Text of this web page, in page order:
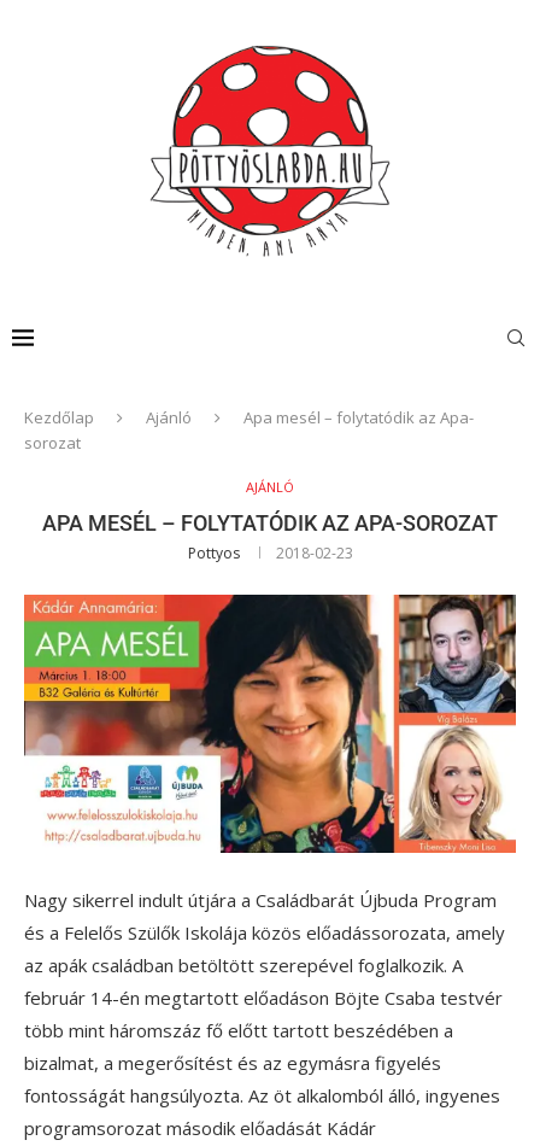
Kezdőlap Ajánló
Apa mesél – folytatódik az Apa-
sorozat
AJÁNLÓ
APA MESÉL – FOLYTATÓDIK AZ APA-SOROZAT
Pottyos 2018-02-23
Nagy sikerrel indult útjára a Családbarát Újbuda Program
és a Felelős Szülők Iskolája közös előadássorozata, amely
az apák családban betöltött szerepével foglalkozik. A
február 14-én megtartott előadáson Böjte Csaba testvér
több mint háromszáz fő előtt tartott beszédében a
bizalmat, a megerősítést és az egymásra figyelés
fontosságát hangsúlyozta. Az öt alkalomból álló, ingyenes
programsorozat második előadását Kádár